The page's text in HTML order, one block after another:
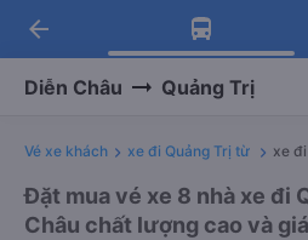
Tải app Vexere
Nhận ưu đãi thành
Tải app Vexere
-30k/ghế khi đặt vé
arrow_back
Diễn Châu Quảng Trị
Vé xe khách xe đi Quảng Trị từ xe
Đặt mua vé xe 8 nhà xe đi
Châu chất lượng cao và